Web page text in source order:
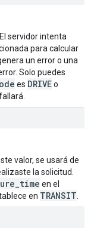
servidor intenta
para calcular
un error o una
Solo puedes
es DRIVEo
valor, se usará de
la solicitud.
en el
en TRANSIT